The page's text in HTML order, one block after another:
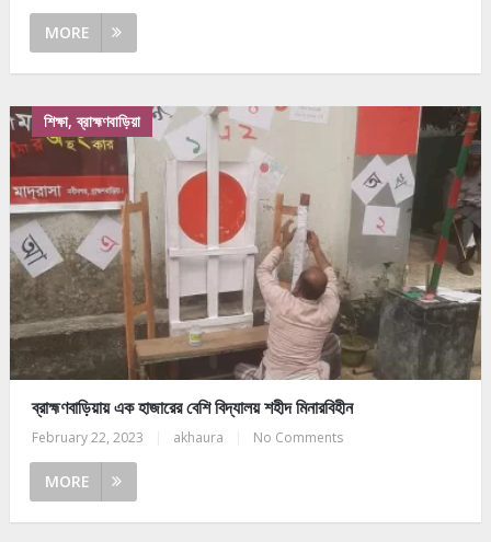
MORE
শিক্ষা, ব্রাহ্মণবাড়িয়া
ব্রাহ্মণবাড়িয়ায় এক হাজারের বেশি বিদ্যালয় শহীদ মিনারবিহীন
February 22, 2023 akhaura No Comments
MORE